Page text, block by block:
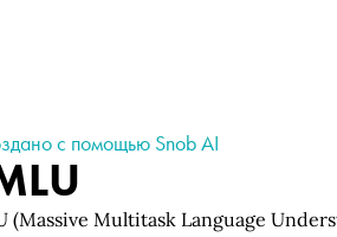
с помощью Snob AI
(Massive Multitask Language